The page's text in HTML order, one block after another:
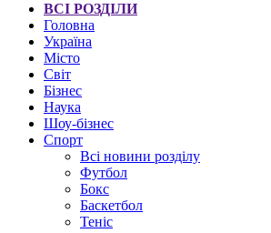
ВСІ РОЗДІЛИ
Головна
Україна
Місто
Світ
Бізнес
Наука
Шоу-бізнес
Спорт
Всі новини розділу
Футбол
Бокс
Баскетбол
Теніс